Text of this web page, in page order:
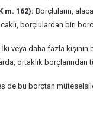
m. 162): Borçluların,
borçlulardan biri
İki veya daha fazla kişinin
ortaklık
de bu borçtan